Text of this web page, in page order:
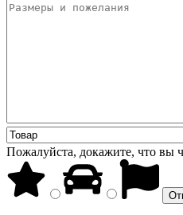
Пожалуйста, докажите, что вы